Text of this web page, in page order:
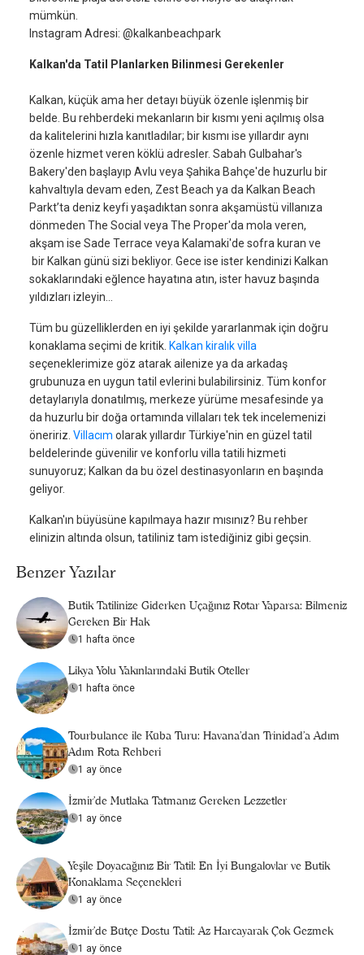
mümkün.
Instagram Adresi: @kalkanbeachpark
Kalkan'da Tatil Planlarken Bilinmesi Gerekenler
Kalkan, küçük ama her detayı büyük özenle işlenmiş bir
belde. Bu rehberdeki mekanların bir kısmı yeni açılmış olsa
da kalitelerini hızla kanıtladılar; bir kısmı ise yıllardır aynı
özenle hizmet veren köklü adresler. Sabah Gulbahar's
Bakery'den başlayıp Avlu veya Şahika Bahçe'de huzurlu bir
kahvaltıyla devam eden, Zest Beach ya da Kalkan Beach
Parkt’ta deniz keyfi yaşadıktan sonra akşamüstü villanıza
dönmeden The Social veya The Proper'da mola veren,
akşam ise Sade Terrace veya Kalamaki'de sofra kuran ve
bir Kalkan günü sizi bekliyor. Gece ise ister kendinizi Kalkan
sokaklarındaki eğlence hayatına atın, ister havuz başında
yıldızları izleyin…
Tüm bu güzelliklerden en iyi şekilde yararlanmak için doğru
konaklama seçimi de kritik. Kalkan kiralık villa
seçeneklerimize göz atarak ailenize ya da arkadaş
grubunuza en uygun tatil evlerini bulabilirsiniz. Tüm konfor
detaylarıyla donatılmış, merkeze yürüme mesafesinde ya
da huzurlu bir doğa ortamında villaları tek tek incelemenizi
öneririz. Villacım olarak yıllardır Türkiye'nin en güzel tatil
beldelerinde güvenilir ve konforlu villa tatili hizmeti
sunuyoruz; Kalkan da bu özel destinasyonların en başında
geliyor.
Kalkan'ın büyüsüne kapılmaya hazır mısınız? Bu rehber
elinizin altında olsun, tatiliniz tam istediğiniz gibi geçsin.
Benzer Yazılar
Butik Tatilinize Giderken Uçağınız Rötar Yaparsa: Bilmeniz
Gereken Bir Hak
1 hafta önce
Likya Yolu Yakınlarındaki Butik Oteller
1 hafta önce
Tourbulance ile Küba Turu: Havana'dan Trinidad'a Adım
Adım Rota Rehberi
1 ay önce
İzmir'de Mutlaka Tatmanız Gereken Lezzetler
1 ay önce
Yeşile Doyacağınız Bir Tatil: En İyi Bungalovlar ve Butik
Konaklama Seçenekleri
1 ay önce
İzmir'de Bütçe Dostu Tatil: Az Harcayarak Çok Gezmek
1 ay önce